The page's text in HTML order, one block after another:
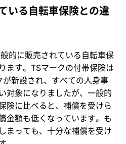
いる自転車保険との違
的に販売されている自転車保
ます。TSマークの付帯保険は
新設され、すべての人身事
対象になりましたが、一般的
険に比べると、補償を受けら
金額も低くなっています。も
まっても、十分な補償を受け